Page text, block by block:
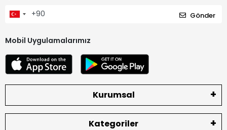
Gönder
Mobil Uygulamalarımız
Kurumsal
Kategoriler